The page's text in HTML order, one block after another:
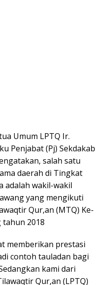
Umum LPTQ Ir.
Penjabat (Pj) Sekdakab
salah satu
daerah di Tingkat
adalah wakil-wakil
yang mengikuti
Qur,an (MTQ) Ke-
2018
memberikan prestasi
contoh tauladan bagi
kami dari
Qur,an (LPTQ)